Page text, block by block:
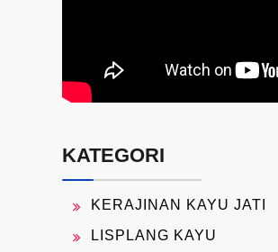
KATEGORI
KERAJINAN KAYU JATI
LISPLANG KAYU